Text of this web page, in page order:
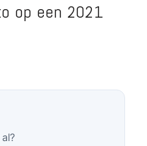
op een 2021